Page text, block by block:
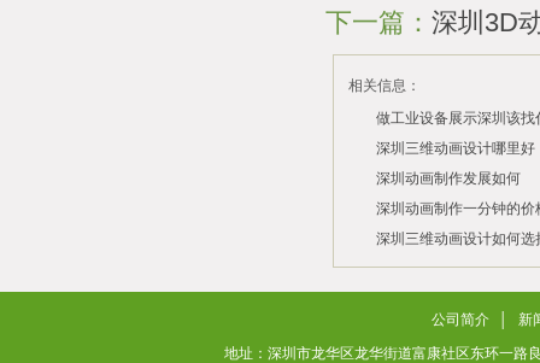
下一篇： 深圳3D
相关信息：
做工业设备展示深圳该
司？
2026/07/21
深圳三维动画设计哪里好
2026/03/10
深圳动画制作发展如何
2026/03/03
深圳动画制作一分钟的价
2026/02/28
深圳三维动画设计如何选
2026/02/02
公司简介
新
地址：深圳市龙华区龙华街道富康社区东环一